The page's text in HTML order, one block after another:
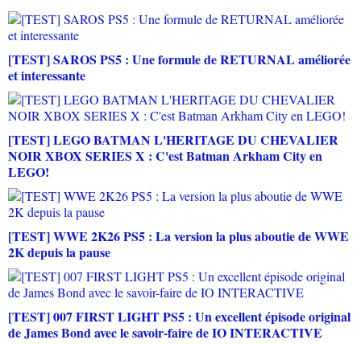
[TEST] SAROS PS5 : Une formule de RETURNAL améliorée
et interessante
[TEST] LEGO BATMAN L'HERITAGE DU CHEVALIER
NOIR XBOX SERIES X : C'est Batman Arkham City en
LEGO!
[TEST] WWE 2K26 PS5 : La version la plus aboutie de WWE
2K depuis la pause
[TEST] 007 FIRST LIGHT PS5 : Un excellent épisode original
de James Bond avec le savoir-faire de IO INTERACTIVE